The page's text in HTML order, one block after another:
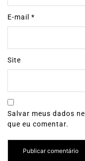
E-mail *
Site
Salvar meus dados
que eu comentar.